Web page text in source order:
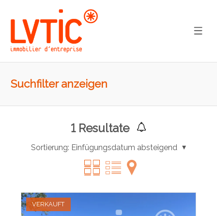
Suchfilter anzeigen
1Resultate
Sortierung: Einfügungsdatum absteigend
VERKAUFT